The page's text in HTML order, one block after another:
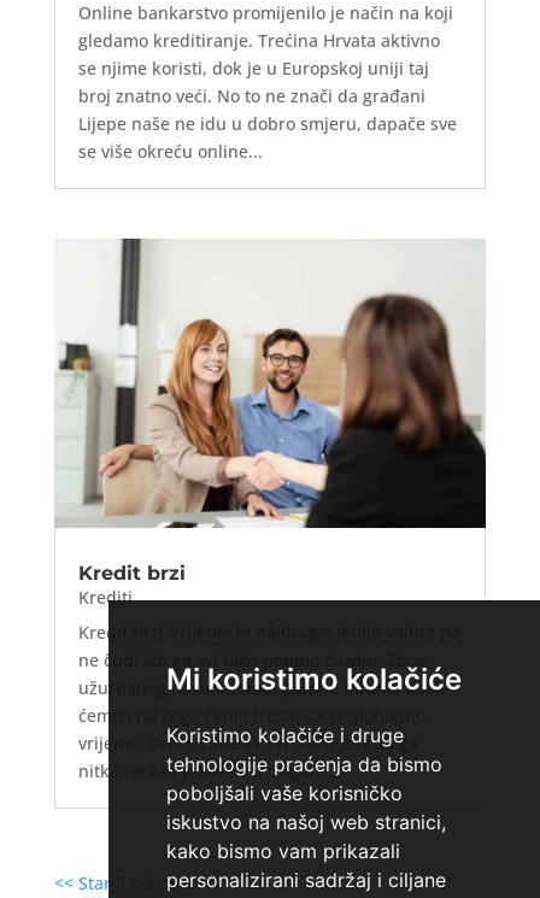
Mi koristimo kolačiće
Koristimo kolačiće i druge
tehnologije praćenja da bismo
poboljšali vaše korisničko
iskustvo na našoj web stranici,
kako bismo vam prikazali
personalizirani sadržaj i ciljane
Online bankarstvo promijenilo je način na koji
gledamo kreditiranje. Trećina Hrvata aktivno
se njime koristi, dok je u Europskoj uniji taj
broj znatno veći. No to ne znači da građani
Lijepe naše ne idu u dobro smjeru, dapače sve
se više okreću online...
Kredit brzi
Krediti
Kredit brzi Vrijeme je najdragocjenija valuta pa
ne čudi što ga svi tako pomno čuvaju. Zbog
užurbanog načina života pomno biramo kako
ćemo i na koga ćemo trošiti svoje slobodno
vrijeme. Ono s čime se svi slažu jest da ga
nitko ne želi provesti u dugim...
<< Stariji tekstovi